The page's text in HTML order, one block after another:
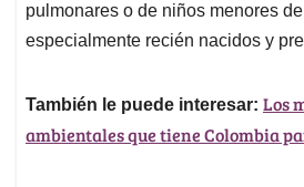
pulmonares o de niños menores
especialmente recién nacidos y
También le puede interesar: Los
ambientales que tiene Colombia